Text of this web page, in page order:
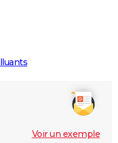
Voir un exemple